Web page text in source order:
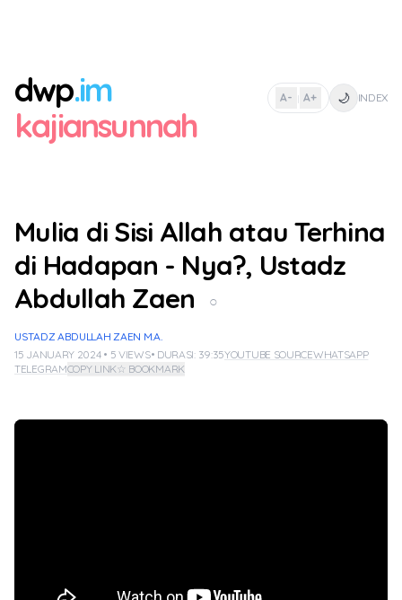
dwp.im
kajiansunnah
A- | A+ 🌙 INDEX
Mulia di Sisi Allah atau Terhina
di Hadapan - Nya?, Ustadz
Abdullah Zaen
○
USTADZ ABDULLAH ZAEN M.A.
15 JANUARY 2024 • 5 VIEWS• DURASI: 39:35YOUTUBE SOURCEWHATSAPP
TELEGRAMCOPY LINK☆ BOOKMARK